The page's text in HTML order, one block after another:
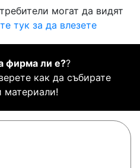
могат да видят
тук за да влезете
фирма ли е??
как да събирате
материали!